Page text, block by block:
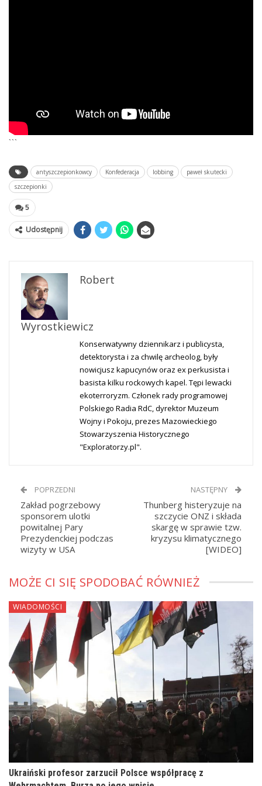
```
antyszczepionkowcy Konfederacja lobbing
paweł skutecki
szczepionki
5
Udostępnij
Robert
Wyrostkiewicz
Konserwatywny dziennikarz i publicysta,
detektorysta i za chwilę archeolog, były
nowicjusz kapucynów oraz ex perkusista i
basista kilku rockowych kapel. Tępi lewacki
ekoterroryzm. Członek rady programowej
Polskiego Radia RdC, dyrektor Muzeum
Wojny i Pokoju, prezes Mazowieckiego
Stowarzyszenia Historycznego
"Exploratorzy.pl".
POPRZEDNI
Zakład pogrzebowy
sponsorem ulotki
powitalnej Pary
Prezydenckiej podczas
wizyty w USA
NASTĘPNY
Thunberg histeryzuje na
szczycie ONZ i składa
skargę w sprawie tzw.
kryzysu klimatycznego
[WIDEO]
MOŻE CI SIĘ SPODOBAĆ RÓWNIEŻ
WIADOMOŚCI
Ukraiński profesor zarzucił Polsce współpracę z